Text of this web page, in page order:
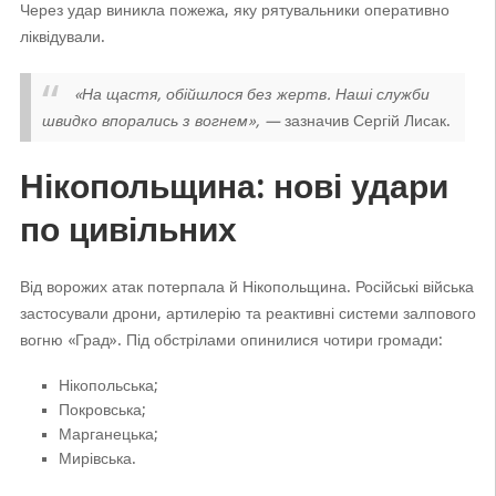
Через удар виникла пожежа, яку рятувальники оперативно
ліквідували.
«На щастя, обійшлося без жертв. Наші служби
швидко впорались з вогнем», —зазначив Сергій Лисак.
Нікопольщина: нові удари
по цивільних
Від ворожих атак потерпала й Нікопольщина. Російські війська
застосували дрони, артилерію та реактивні системи залпового
вогню «Град». Під обстрілами опинилися чотири громади:
Нікопольська;
Покровська;
Марганецька;
Мирівська.